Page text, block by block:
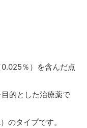
％）を含んだ点
的とした治療薬で
のタイプです。